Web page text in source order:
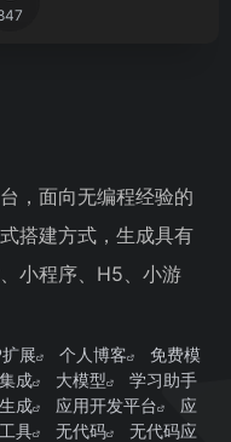
，面向无编程经验的
搭建方式，生成具有
小程序、H5、小游
展 个人博客
免费模
成 大模型
学习助手
成 应用开发平台
应
具 无代码
无代码应